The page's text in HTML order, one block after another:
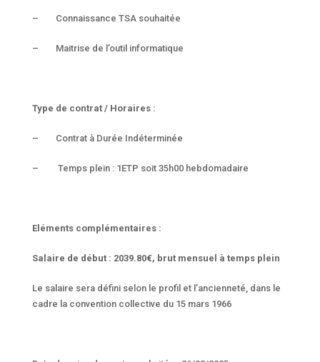
– Connaissance TSA souhaitée
– Maitrise de l’outil informatique
Type de contrat / Horaires :
– Contrat à Durée Indéterminée
– Temps plein : 1ETP soit 35h00 hebdomadaire
Eléments complémentaires :
Salaire de début : 2039.80€, brut mensuel à temps plein
Le salaire sera défini selon le profil et l’ancienneté, dans le
cadre la convention collective du 15 mars 1966